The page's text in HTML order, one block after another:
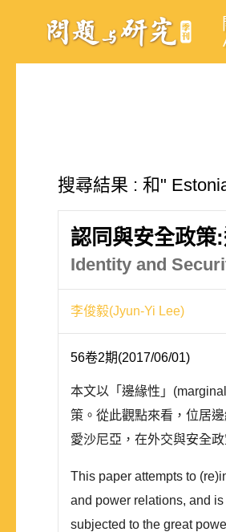
搜尋結果 : 和"
認同與安全政策
Identity and
李俊毅(Jyun-Yi Lee)
56卷2期(2017/06/01)
本文以「邊緣性」
策。從此觀點來看，位居
愛沙尼亞，在外交與安全
This paper attempts to
and power relations, and
subjected to the great